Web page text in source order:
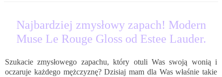
Najbardziej zmysłowy zapach! Modern
Muse Le Rouge Gloss od Estee Lauder.
Szukacie zmysłowego zapachu, który otuli Was swoją wonią i
oczaruje każdego mężczyznę? Dzisiaj mam dla Was właśnie takie